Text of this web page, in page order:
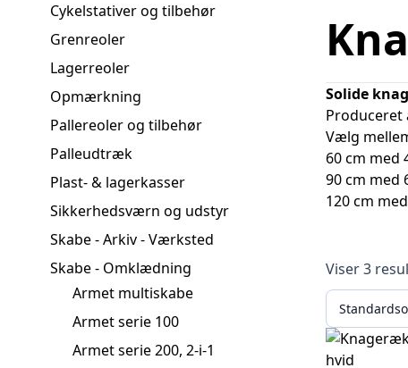
Cykelstativer og tilbehør
Grenreoler
Lagerreoler
Opmærkning
Pallereoler og tilbehør
Palleudtræk
Plast- & lagerkasser
Sikkerhedsværn og udstyr
Skabe - Arkiv - Værksted
Skabe - Omklædning
Armet multiskabe
Armet serie 100
Armet serie 200, 2-i-1
Solide
Produceret
Vælg
60 cm med
90 cm med
120 cm
Viser 3